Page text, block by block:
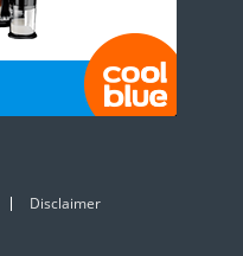
Disclaimer